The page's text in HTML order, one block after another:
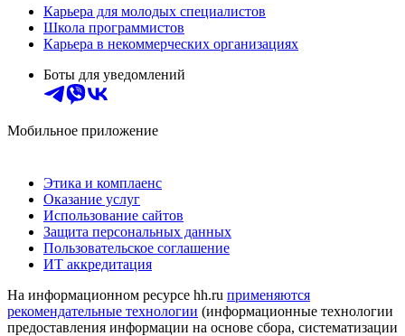
Карьера для молодых специалистов
Школа программистов
Карьера в некоммерческих организациях
Боты для уведомлений
Мобильное приложение
Этика и комплаенс
Оказание услуг
Использование сайтов
Защита персональных данных
Пользовательское соглашение
ИТ аккредитация
На информационном ресурсе hh.ru применяются
рекомендательные технологии (информационные технологии
предоставления информации на основе сбора, систематизации